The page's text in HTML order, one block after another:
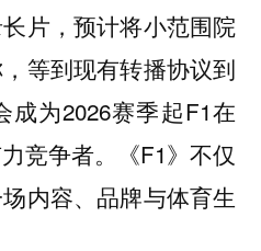
片，预计将小范围院
等到现有转播协议到
为2026赛季起F1在
竞争者。《F1》不仅
内容、品牌与体育生